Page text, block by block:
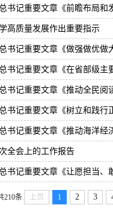
书记重要文章《前瞻布局和
高质量发展作出重要指示
书记重要文章《做强做优做
书记重要文章《在省部级
书记重要文章《推动全民阅
书记重要文章《树立和践行
书记重要文章《推动海洋经
全会上的工作报告
书记重要文章《让愿担当、
210条 上页 1 2 3